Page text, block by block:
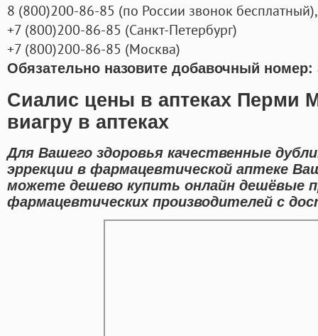
8 (800)200-86-85 (по России звонок бесплатный),
+7 (800)200-86-85 (Санкт-Петербург)
+7 (800)200-86-85 (Москва)
Обязательно назовите добавочный номер:
Сиалис цены в аптеках Перми
виагру в аптеках
Для Вашего здоровья качественные
эррекции в фармацевтической аптеке
можете дешево купить онлайн дешёвые
фармацевтических производителей с